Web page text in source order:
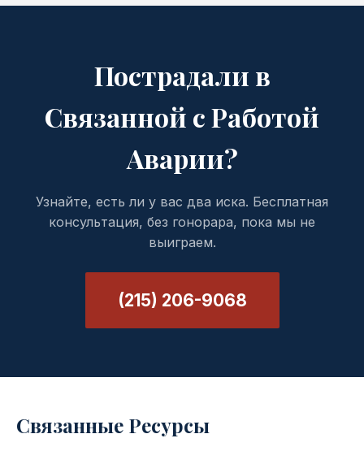
Пострадали в
Связанной с Работой
Аварии?
Узнайте, есть ли у вас два иска. Бесплатная
консультация, без гонорара, пока мы не
выиграем.
(215) 206-9068
Связанные Ресурсы